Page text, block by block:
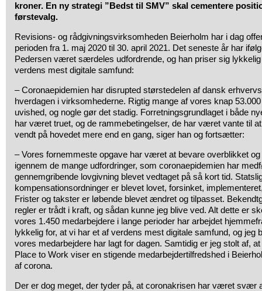
kroner. En ny strategi ”Bedst til SMV” skal cementere
førstevalg.
Revisions- og rådgivningsvirksomheden Beierholm har i dag
perioden fra 1. maj 2020 til 30. april 2021. Det seneste år har
Pedersen været særdeles udfordrende, og han priser sig
verdens mest digitale samfund:
– Coronaepidemien har disrupted størstedelen af dansk
hverdagen i virksomhederne. Rigtig mange af vores knap
uvished, og nogle gør det stadig. Forretningsgrundlaget i både
har været truet, og de rammebetingelser, de har været vante til
vendt på hovedet mere end en gang, siger han og fortsætter:
– Vores fornemmeste opgave har været at bevare overblikket
igennem de mange udfordringer, som coronaepidemien har
gennemgribende lovgivning blevet vedtaget på så kort tid.
kompensationsordninger er blevet lovet, forsinket,
Frister og takster er løbende blevet ændret og tilpasset.
regler er trådt i kraft, og sådan kunne jeg blive ved. Alt dette er
vores 1.450 medarbejdere i lange perioder har arbejdet
lykkelig for, at vi har et af verdens mest digitale samfund, og jeg
vores medarbejdere har lagt for dagen. Samtidig er jeg stolt af,
Place to Work viser en stigende medarbejdertilfredshed i
af corona.
Der er dog meget, der tyder på, at coronakrisen har været svær